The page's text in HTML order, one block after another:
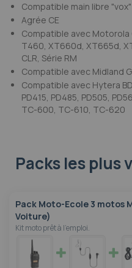
Compatible main libre "vox"
Agrée CE
Compatible avec Motorola
T460, XT660d, XT665d,
CLR, Série RM
Compatible avec Midland
Compatible avec Hytera
PD415, PD485, PD505,
TC-600, TC-610, TC-620
Packs les plus
Pack Moto-Ecole 3 motos
Voiture)
Kit moto prêt à l'emploi.